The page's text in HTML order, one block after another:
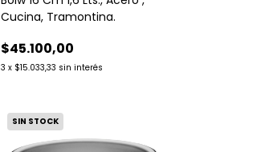
Cucina, Tramontina.
$45.100,00
3 x $15.033,33 sin interés
SIN STOCK